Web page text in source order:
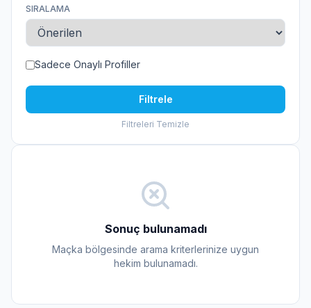
SIRALAMA
Sadece Onaylı Profiller
Filtrele
Filtreleri Temizle
Sonuç bulunamadı
Maçka bölgesinde arama kriterlerinize uygun
hekim bulunamadı.